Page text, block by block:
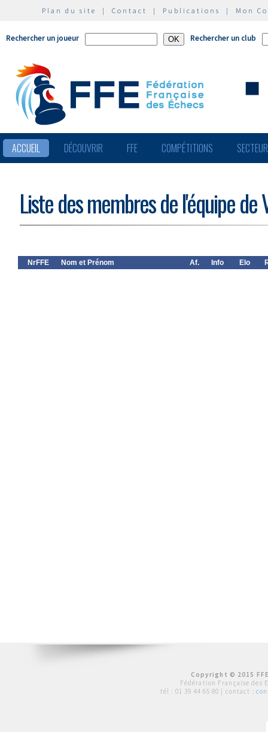
Plan du site | Contact | Publications | Mon
Rechercher un joueur Rechercher un club
ACCUEIL DÉCOUVRIR FFE COMPÉTITIONS
Liste des membres de l'équipe de
NrFFE Nom et Prénom Af. Info Elo
Copyright © 2015
Fédération Française des
tél : 01 39 44 65 80 | contact :